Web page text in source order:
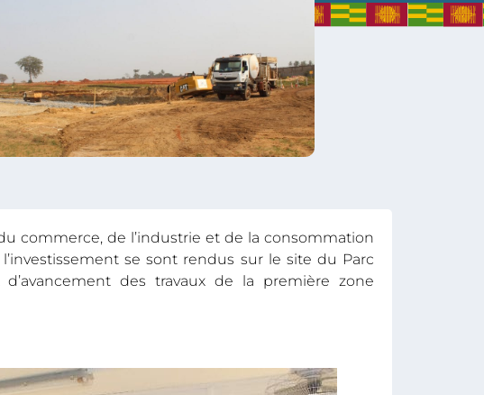
commerce, de l’industrie et de la consommation
se sont rendus sur le site du Parc
d’avancement des travaux de la première zone